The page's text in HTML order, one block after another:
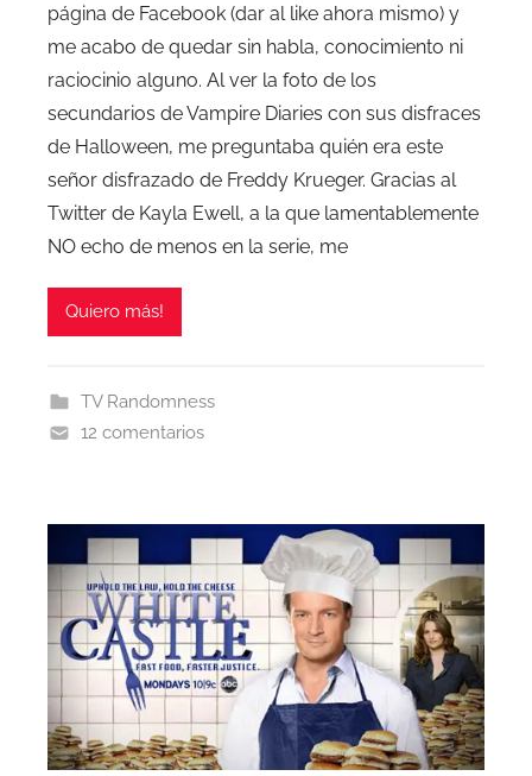
página de Facebook (dar al like ahora mismo) y
me acabo de quedar sin habla, conocimiento ni
raciocinio alguno. Al ver la foto de los
secundarios de Vampire Diaries con sus disfraces
de Halloween, me preguntaba quién era este
señor disfrazado de Freddy Krueger. Gracias al
Twitter de Kayla Ewell, a la que lamentablemente
NO echo de menos en la serie, me
Quiero más!
TV Randomness
12 comentarios